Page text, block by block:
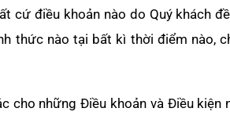
cứ điều khoản nào do Quý khách
thức nào tại bất kì thời điểm nào,
cho những Điều khoản và Điều kiện